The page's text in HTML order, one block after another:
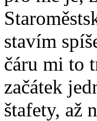
stavím
čáru mi to
začátek
štafety, až